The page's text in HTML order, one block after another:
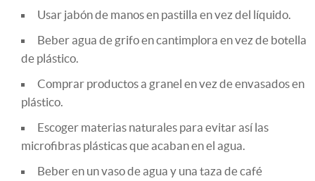
Usar jabón de manos en pastilla en vez del líquido.
Beber agua de grifo en cantimplora en vez de botella
de plástico.
Comprar productos a granel en vez de envasados en
plástico.
Escoger materias naturales para evitar así las
microfibras plásticas que acaban en el agua.
Beber en un vaso de agua y una taza de café